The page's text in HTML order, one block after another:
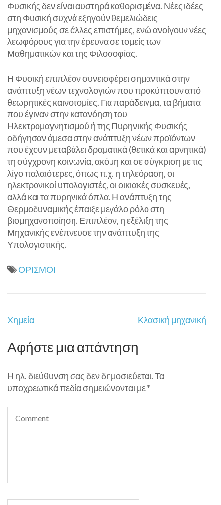
Φυσικής δεν είναι αυστηρά καθορισμένα. Νέες ιδέες
στη Φυσική συχνά εξηγούν θεμελιώδεις
μηχανισμούς σε άλλες επιστήμες, ενώ ανοίγουν νέες
λεωφόρους για την έρευνα σε τομείς των
Μαθηματικών και της Φιλοσοφίας.
Η Φυσική επιπλέον συνεισφέρει σημαντικά στην
ανάπτυξη νέων τεχνολογιών που προκύπτουν από
θεωρητικές καινοτομίες. Για παράδειγμα, τα βήματα
που έγιναν στην κατανόηση του
Ηλεκτρομαγνητισμού ή της Πυρηνικής Φυσικής
οδήγησαν άμεσα στην ανάπτυξη νέων προϊόντων
που έχουν μεταβάλει δραματικά (θετικά και αρνητικά)
τη σύγχρονη κοινωνία, ακόμη και σε σύγκριση με τις
λίγο παλαιότερες, όπως π.χ. η τηλεόραση, οι
ηλεκτρονικοί υπολογιστές, οι οικιακές συσκευές,
αλλά και τα πυρηνικά όπλα. Η ανάπτυξη της
Θερμοδυναμικής έπαιξε μεγάλο ρόλο στη
βιομηχανοποίηση. Επιπλέον, η εξέλιξη της
Μηχανικής ενέπνευσε την ανάπτυξη της
Υπολογιστικής.
ΟΡΙΣΜΟΙ
Πλοήγηση
Χημεία Κλασική μηχανική
Αφήστε μια απάντηση
Η ηλ. διεύθυνση σας δεν δημοσιεύεται.Τα
υποχρεωτικά πεδία σημειώνονται με*